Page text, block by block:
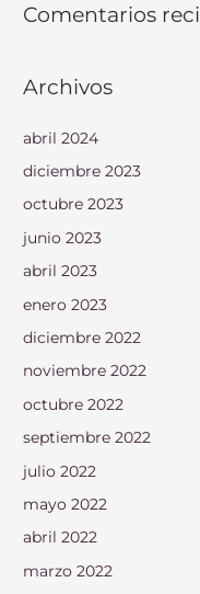
Comentarios
Archivos
abril 2024
diciembre 2023
octubre 2023
junio 2023
abril 2023
enero 2023
diciembre 2022
noviembre 2022
octubre 2022
septiembre 2022
julio 2022
mayo 2022
abril 2022
marzo 2022